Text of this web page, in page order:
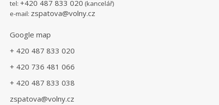
tel: +420 487 833 020 (kancelář)
e-mail: zspatova@volny.cz
Google map
+ 420 487 833 020
+ 420 736 481 066
+ 420 487 833 038
zspatova@volny.cz